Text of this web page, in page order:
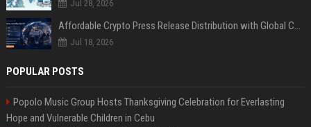
Jul 28, 2026
Affordable Crypto Press Release Distribution with Global Coverage
Jul 18, 2026
POPULAR POSTS
Popolo Music Group Hosts Thanksgiving Celebration for Everlasting
Hope and Vulnerable Children in Cebu